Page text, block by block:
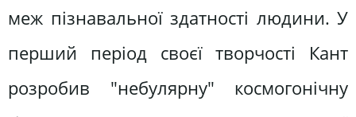
меж пізнавальної здатності людини. У
перший період своєї творчості Кант
розробив "небулярну" космогонічну